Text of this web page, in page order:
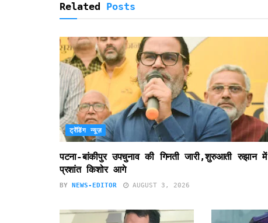
Related Posts
ट्रेंडिंग न्यूज़
पटना-बांकीपुर उपचुनाव की गिनती जारी,शुरुआती रुझान में
प्रशांत किशोर आगे
BY NEWS-EDITOR AUGUST 3, 2026